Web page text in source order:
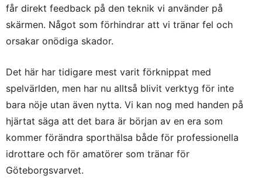
får direkt feedback på den teknik vi använder på
skärmen. Något som förhindrar att vi tränar fel och
orsakar onödiga skador.
Det här har tidigare mest varit förknippat med
spelvärlden, men har nu alltså blivit verktyg för inte
bara nöje utan även nytta. Vi kan nog med handen på
hjärtat säga att det bara är början av en era som
kommer förändra sporthälsa både för professionella
idrottare och för amatörer som tränar för
Göteborgsvarvet.